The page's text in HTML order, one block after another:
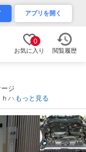
アプリを開く
0
お気に入り 閲覧履歴
ージ
ハン
ミ Ｍ
もっと見る